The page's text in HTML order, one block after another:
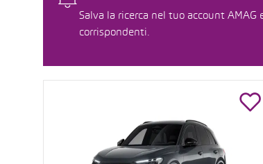
Salva la ricerca nel tuo account
corrispondenti.